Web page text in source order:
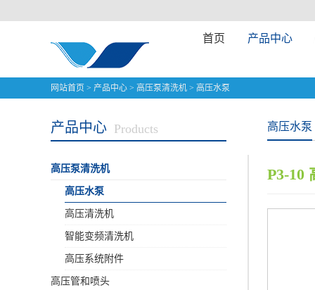
首页 产品中心
网站首页 > 产品中心 > 高压泵清洗机 > 高压水泵
产品中心 Products
高压泵清洗机
高压水泵
高压清洗机
智能变频清洗机
高压系统附件
高压管和喷头
高压水泵
P3-10